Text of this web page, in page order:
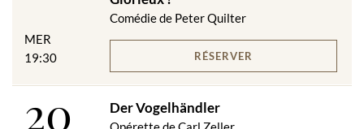
MER
19:30
Comédie de Peter Quilter
RÉSERVER
20 Der Vogelhändler